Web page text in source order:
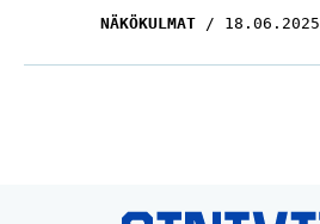
NÄKÖKULMAT 18.06.2025